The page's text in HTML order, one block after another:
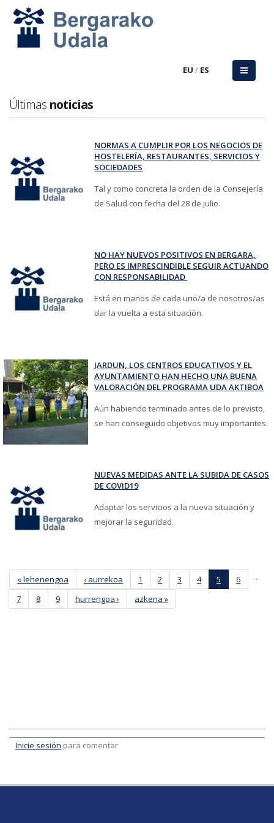
EU / ES
Últimas noticias
NORMAS A CUMPLIR POR LOS NEGOCIOS DE
HOSTELERÍA, RESTAURANTES, SERVICIOS Y
SOCIEDADES
Tal y como concreta la orden de la Consejería
de Salud con fecha del 28 de julio.
NO HAY NUEVOS POSITIVOS EN BERGARA,
PERO ES IMPRESCINDIBLE SEGUIR ACTUANDO
CON RESPONSABILIDAD
Está en manos de cada uno/a de nosotros/as
dar la vuelta a esta situación.
JARDUN, LOS CENTROS EDUCATIVOS Y EL
AYUNTAMIENTO HAN HECHO UNA BUENA
VALORACIÓN DEL PROGRAMA UDA AKTIBOA
Aún habiendo terminado antes de lo previsto,
se han conseguido objetivos muy importantes.
NUEVAS MEDIDAS ANTE LA SUBIDA DE CASOS
DE COVID19
Adaptar los servicios a la nueva situación y
mejorar la seguridad.
Páginas
« lehenengoa ‹ aurrekoa 1 2 3 4 5
6
7
8 9
…
hurrengoa ›
azkena »
Inicie sesión para comentar